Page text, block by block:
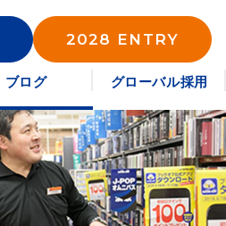
2028 ENTRY
ブログ グローバル採用